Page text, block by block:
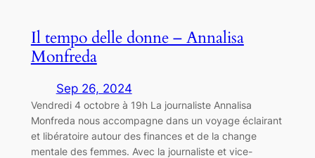
Il tempo delle donne – Annalisa
Monfreda
Sep 26, 2024
Vendredi 4 octobre à 19h La journaliste Annalisa
Monfreda nous accompagne dans un voyage éclairant
et libératoire autour des finances et de la change
mentale des femmes. Avec la journaliste et vice-